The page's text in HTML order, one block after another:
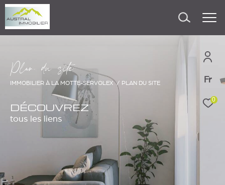
Fr
0
Pla du sie
IMMOBILIER À LA MOTTE-SERVOLEX PLAN DU SITE
DÉCOUVREZ
tous les liens